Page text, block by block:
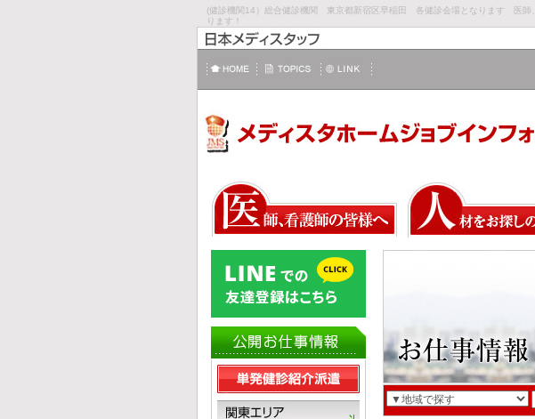
(健診機関14）総合健診機関 東京都新宿区早稲田 各健診会場となります 医師
ります！